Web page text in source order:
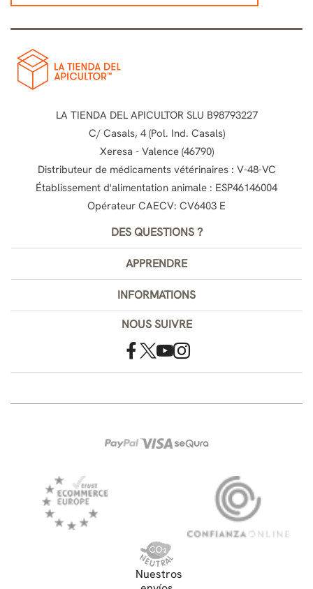
LA TIENDA DEL APICULTOR SLU B98793227
C/ Casals, 4 (Pol. Ind. Casals)
Xeresa - Valence (46790)
Distributeur de médicaments vétérinaires : V-48-VC
Établissement d'alimentation animale : ESP46146004
Opérateur CAECV: CV6403 E
DES QUESTIONS ?
APPRENDRE
INFORMATIONS
NOUS SUIVRE
Nuestros